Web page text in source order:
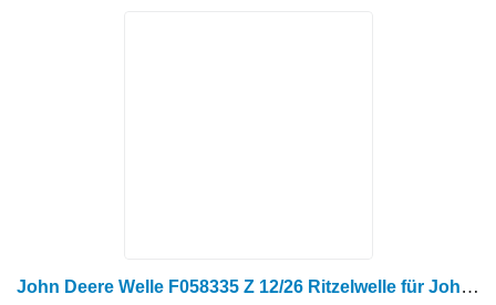
John Deere Welle F058335 Z 12/26 Ritzelwelle für John Deere 335 Radtraktor